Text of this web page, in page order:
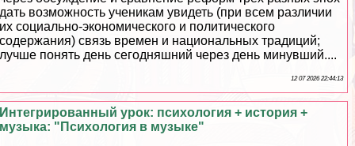
дать возможность ученикам увидеть (при всем различии
их социально-экономического и политического
содержания) связь времен и национальных традиций;
лучше понять день сегодняшний через день минувший....
12 07 2026 22:44:13
Интегрированный урок: психология + история +
музыка: "Психология в музыке"